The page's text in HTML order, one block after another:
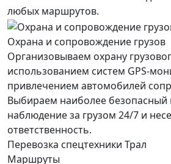
любых маршрутов.
Охрана и сопровождение грузов
Организовываем охрану
использованием систем GPS-
привлечением автомобилей
Выбираем наиболее безопасный
наблюдение за грузом 24/7 и
ответственность.
Перевозка спецтехники Трал
Маршруты